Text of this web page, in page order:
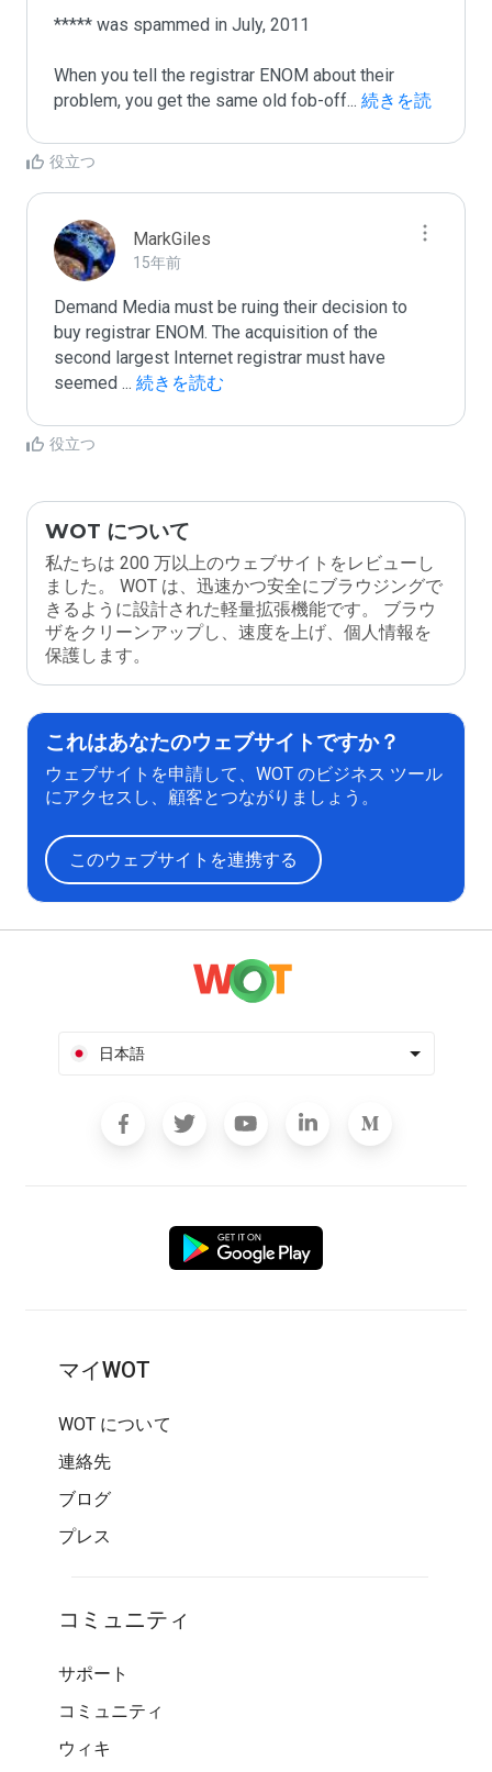
***** was spammed in July, 2011
When you tell the registrar ENOM about their
problem, you get the same old fob-off... 続きを読
役立つ
MarkGiles
15年前
Demand Media must be ruing their decision to
buy registrar ENOM. The acquisition of the
second largest Internet registrar must have
seemed ... 続きを読む
役立つ
WOT について
私たちは 200 万以上のウェブサイトをレビューし
ました。 WOT は、迅速かつ安全にブラウジングで
きるように設計された軽量拡張機能です。 ブラウ
ザをクリーンアップし、速度を上げ、個人情報を
保護します。
これはあなたのウェブサイトですか？
ウェブサイトを申請して、WOT のビジネス ツール
にアクセスし、顧客とつながりましょう。
このウェブサイトを連携する
日本語
マイWOT
WOT について
連絡先
ブログ
プレス
コミュニティ
サポート
コミュニティ
ウィキ